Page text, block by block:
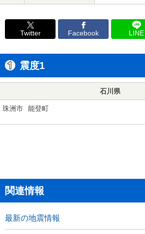
Twitter Facebook LINE
震度1
石川県
珠洲市 能登町
関連情報
最新の地震情報